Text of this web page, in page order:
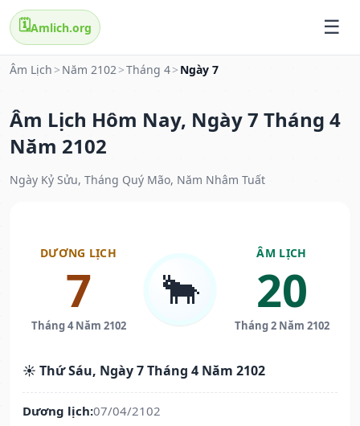
🗓️Amlich.org
Âm Lịch > Năm 2102>Tháng 4> Ngày 7
Âm Lịch Hôm Nay, Ngày 7 Tháng 4
Năm 2102
Ngày Kỷ Sửu, Tháng Quý Mão, Năm Nhâm Tuất
DƯƠNG LỊCH
7
Tháng 4 Năm 2102
🐂
ÂM LỊCH
20
Tháng 2 Năm 2102
☀️ Thứ Sáu, Ngày 7 Tháng 4 Năm 2102
Dương lịch:07/04/2102